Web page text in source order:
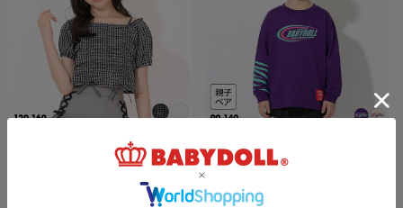
6/19一部再販 6/18～30%OFF SALE
6/19一部再販 50%OFF SALE 【メール便】
対応可 親子お揃い ラウンドロゴロンT
￥1,595 (50%OFF)